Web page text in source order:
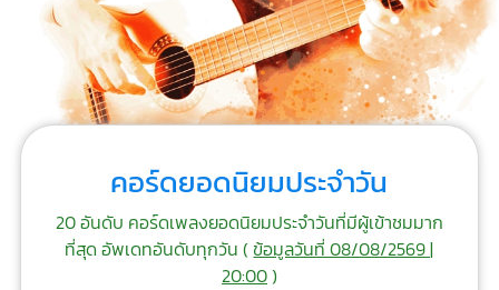
คอร์ดยอดนิยมประจำวัน
20 อันดับ คอร์ดเพลงยอดนิยมประจำวันที่มีผู้เข้าชมมาก
ที่สุด อัพเดทอันดับทุกวัน (ข้อมูลวันที่ 08/08/2569 |
20:00)